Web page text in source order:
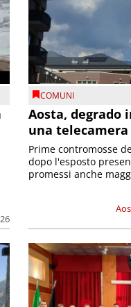
COMUNI
Aosta, degrado
una
Prime contromosse
dopo l'esposto
promessi anche